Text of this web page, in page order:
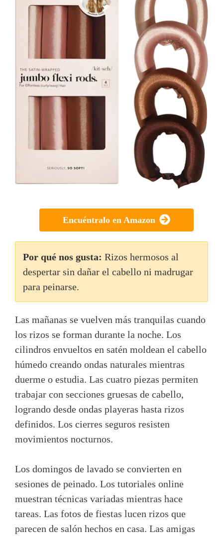
Encuéntralo en Amazon
Por qué nos gusta: Rizos hermosos al
despertar sin dañar el cabello ni madrugar
para peinarse.
Las mañanas se vuelven más tranquilas cuando
los rizos se forman durante la noche. Los
cilindros envueltos en satén moldean el cabello
húmedo creando ondas naturales mientras
duerme o estudia. Las cuatro piezas permiten
trabajar con secciones gruesas de cabello,
logrando desde ondas playeras hasta rizos
definidos. Los cierres seguros resisten
movimientos nocturnos.
Los domingos de lavado se convierten en
sesiones de peinado. Los tutoriales online
muestran técnicas variadas mientras hace
tareas. Las fotos de fiestas lucen rizos que
parecen de salón hechos en casa. Las amigas